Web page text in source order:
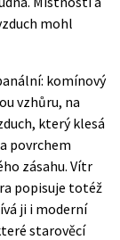
mohl
komínový
vzhůru, na
který klesá
povrchem
zásahu. Vítr
popisuje totéž
ji i moderní
starověcí